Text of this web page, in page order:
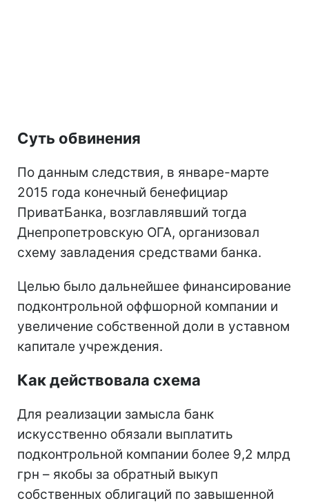
Суть обвинения
По данным следствия, в январе-марте
2015 года конечный бенефициар
ПриватБанка, возглавлявший тогда
Днепропетровскую ОГА, организовал
схему завладения средствами банка.
Целью было дальнейшее финансирование
подконтрольной оффшорной компании и
увеличение собственной доли в уставном
капитале учреждения.
Как действовала схема
Для реализации замысла банк
искусственно обязали выплатить
подконтрольной компании более 9,2 млрд
грн – якобы за обратный выкуп
собственных облигаций по завышенной